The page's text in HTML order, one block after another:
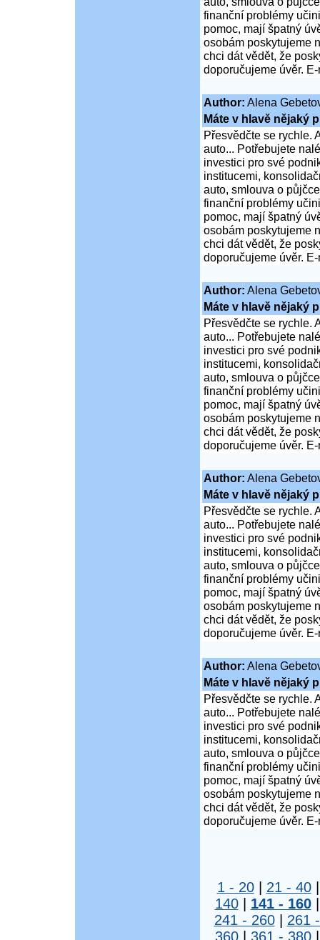
finanční problémy
pomoc, mají špatný
osobám poskytujeme
chci dát vědět, že
doporučujeme úvěr.
Author: Alena
Máte v hlavě nějaký
Přesvědčte se rychle.
auto... Potřebujete
investici pro své
institucemi,
auto, smlouva o
finanční problémy
pomoc, mají špatný
osobám poskytujeme
chci dát vědět, že
doporučujeme úvěr.
Author: Alena
Máte v hlavě nějaký
Přesvědčte se rychle.
auto... Potřebujete
investici pro své
institucemi,
auto, smlouva o
finanční problémy
pomoc, mají špatný
osobám poskytujeme
chci dát vědět, že
doporučujeme úvěr.
Author: Alena
Máte v hlavě nějaký
Přesvědčte se rychle.
auto... Potřebujete
investici pro své
institucemi,
auto, smlouva o
finanční problémy
pomoc, mají špatný
osobám poskytujeme
chci dát vědět, že
doporučujeme úvěr.
Author: Alena
Máte v hlavě nějaký
Přesvědčte se rychle.
auto... Potřebujete
investici pro své
institucemi,
auto, smlouva o
finanční problémy
pomoc, mají špatný
osobám poskytujeme
chci dát vědět, že
doporučujeme úvěr.
1 - 20| 21 - 40
140| 141 - 160
241 - 260| 261
360| 361 - 380